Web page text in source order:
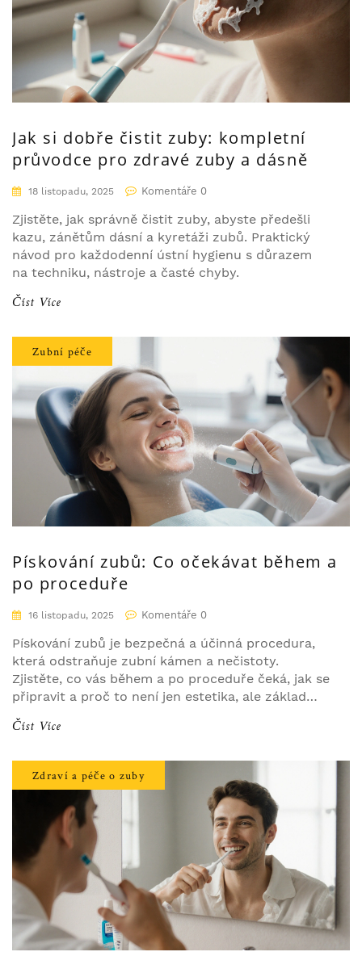
Jak si dobře čistit zuby: kompletní
průvodce pro zdravé zuby a dásně
18 listopadu, 2025 Komentáře 0
Zjistěte, jak správně čistit zuby, abyste předešli
kazu, zánětům dásní a kyretáži zubů. Praktický
návod pro každodenní ústní hygienu s důrazem
na techniku, nástroje a časté chyby.
Číst Více
Zubní péče
Pískování zubů: Co očekávat během a
po proceduře
16 listopadu, 2025 Komentáře 0
Pískování zubů je bezpečná a účinná procedura,
která odstraňuje zubní kámen a nečistoty.
Zjistěte, co vás během a po proceduře čeká, jak se
připravit a proč to není jen estetika, ale základ
zdraví ústní dutiny.
Číst Více
Zdraví a péče o zuby